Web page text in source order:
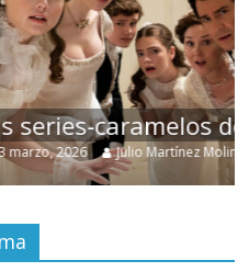
de Shondaland
Molina 0